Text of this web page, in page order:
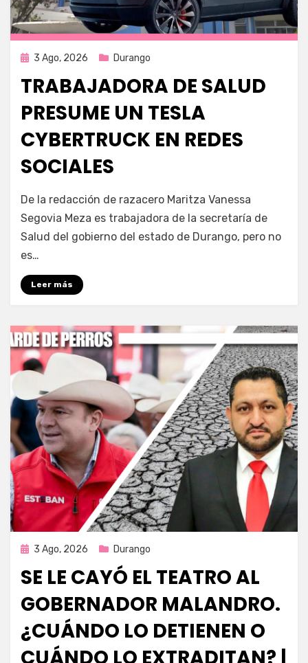
Publicada
3 Ago, 2026 Durango
TRABAJADORA DE SALUD
PRESUME UN TESLA
CYBERTRUCK EN REDES
SOCIALES
por Fernando Miranda Servín
De la redacción de razacero Maritza Vanessa
Segovia Meza es trabajadora de la secretaría de
Salud del gobierno del estado de Durango, pero no
es…
Leer más
Publicada
3 Ago, 2026 Durango
SE LE CAYÓ EL TEATRO AL
GOBERNADOR MALANDRO.
¿CUÁNDO LO DETIENEN O